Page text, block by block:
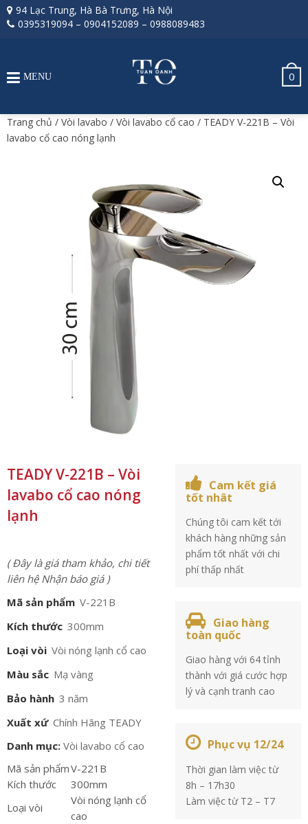
94 Lạc Trung, Hà Bà Trưng, Hà Nội
0395319094 – 0904152089 – 0988089483
0
MENU
Trang chủ / Vòi lavabo / Vòi lavabo cổ cao / TEADY V-221B – Vòi
lavabo cổ cao nóng lạnh
TEADY V-221B – Vòi
lavabo cổ cao nóng
lạnh
( Đây là giá tham khảo, chi tiết
liên hệ Nhận báo giá )
Mã sản phẩm V-221B
Kích thước 300mm
Loại vòi Vòi nóng lạnh cổ cao
Màu sắc Mạ vàng
Bảo hành 3 năm
Xuất xứ Chính Hãng TEADY
Danh mục: Vòi lavabo cổ cao
Mã sản phẩmV-221B
Kích thước
300mm
Loại vòi
Vòi nóng lạnh cổ
cao
Cam kết giá
tốt nhât
Chúng tôi cam kết tới
khách hàng những sản
phẩm tốt nhất với chi
phí thấp nhất
Giao hàng
toàn quốc
Giao hàng với 64 tỉnh
thành với giá cước hợp
lý và cạnh tranh cao
Phục vụ 12/24
Thời gian làm việc từ
8h – 17h30
Làm việc từ T2 – T7